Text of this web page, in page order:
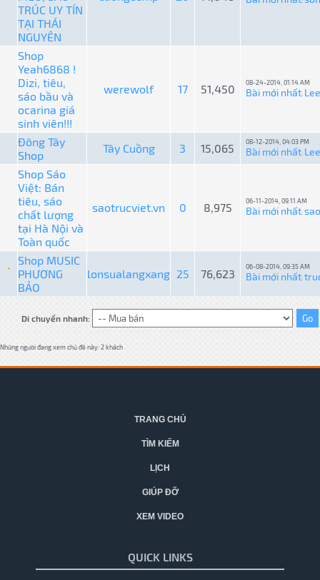
TRÚC UY TÍN
TẠI THÁI
NGUYÊN
Shop
Yeah6868 !
Dizi, tiêu,
sáo bầu và
ocarina giá
sinh viên!!!
werewolf 17 51,450 08-24-2014, 01:14 AM
Bài mới nhất:
Đông Tây
Shop
Tây Cuồng 3 15,065 08-12-2014, 04:03 PM
Bài mới nhất:
Shop Sáo
Việt: Bán
tiêu, sáo
chất lượng
tại Hà Nội và
Toàn quốc
saotrucviet.vn 0 8,975 06-11-2014, 09:11 AM
Bài mới nhất:
Shop MUSIC
PHƯƠNG
BẢO
lonsualangxang 25 76,623
06-08-2014, 09:35 AM
Bài mới nhất:
Di chuyển nhanh:
Những người đang xem chủ đề này: 2 khách
TRANG CHỦ
TÌM KIẾM
LỊCH
GIÚP ĐỠ
XEM VIDEO
QUICK LINKS